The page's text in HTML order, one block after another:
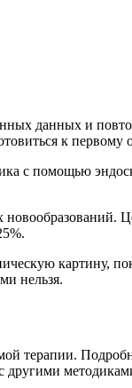
данных и
к первому
с помощью
картину,
нельзя.
терапии.
другими